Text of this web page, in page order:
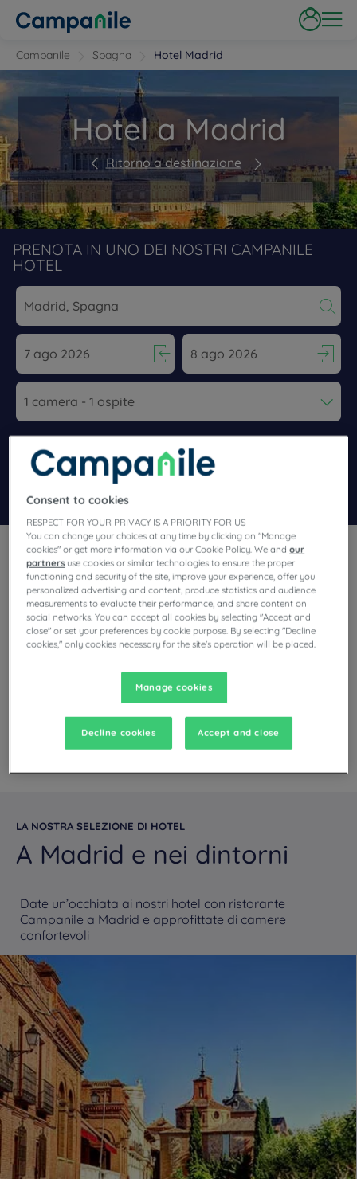
Campanile Spagna Hotel Madrid
Hotel a Madrid
Ritorno a destinazione
PRENOTA IN UNO DEI NOSTRI CAMPANILE
HOTEL
Navigate forward to interact with the calendar and select a
Navigate backward to interact
Aggiungi un codice speciale
Preparate i vostri bagagli per Madrid, una città vivace e
cosmopolita, con un importante patrimonio architettonico e
culturale. Prenotate la vostra camera presso l’Hotel
buffet illimitato: la nostra accogliente struttura ha tutto ciò di
LA NOSTRA SELEZIONE DI HOTEL
A Madrid e nei dintorni
Date un’occhiata ai nostri hotel con ristorante
Campanile a Madrid e approfittate di camere
confortevoli
Consent to cookies
RESPECT FOR YOUR PRIVACY IS A PRIORITY FOR US
You can change your choices at any time by clicking on "Manage
cookies" or get more information via our Cookie Policy. We andour
partners use cookies or similar technologies to ensure the proper
functioning and security of the site, improve your experience, offer you
personalized advertising and content, produce statistics and audience
measurements to evaluate their performance, and share content on
social networks. You can accept all cookies by selecting "Accept and
close" or set your preferences by cookie purpose. By selecting "Decline
cookies," only cookies necessary for the site's operation will be placed.
Manage cookies
Decline cookies Accept and close